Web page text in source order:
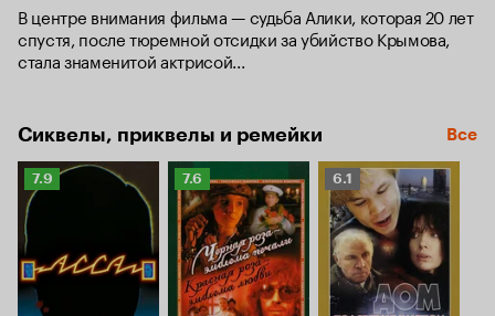
В центре внимания фильма — судьба Алики, которая 20 лет
спустя, после тюремной отсидки за убийство Крымова,
стала знаменитой актрисой...
Сиквелы, приквелы и ремейки Все
Рейтинг
Кинопоиска
7.9
Рейтинг
Кинопоиска
7.6
7.6
Рейтинг
Кинопоиска
6.1
6.1